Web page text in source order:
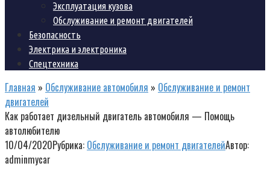
Эксплуатация кузова
Обслуживание и ремонт двигателей
Безопасность
Электрика и электроника
Спецтехника
Главная » Обслуживание автомобиля » Обслуживание и ремонт
двигателей
Как работает дизельный двигатель автомобиля — Помощь
автолюбителю
10/04/2020Рубрика: Обслуживание и ремонт двигателейАвтор:
adminmycar